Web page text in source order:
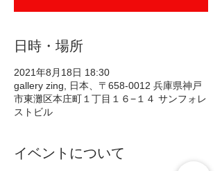
日時・場所
2021年8月18日 18:30
gallery zing, 日本、〒658-0012 兵庫県神戸
市東灘区本庄町１丁目１６−１４ サンフォレ
ストビル
イベントについて